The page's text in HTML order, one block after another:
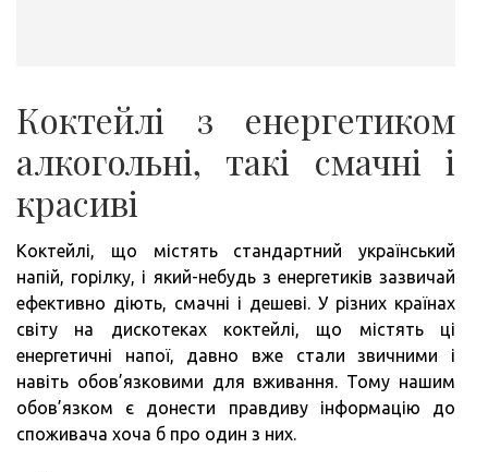
Коктейлі з енергетиком
алкогольні, такі смачні і
красиві
Коктейлі, що містять стандартний український
напій, горілку, і який-небудь з енергетиків зазвичай
ефективно діють, смачні і дешеві. У різних країнах
світу на дискотеках коктейлі, що містять ці
енергетичні напої, давно вже стали звичними і
навіть обов’язковими для вживання. Тому нашим
обов’язком є донести правдиву інформацію до
споживача хоча б про один з них.